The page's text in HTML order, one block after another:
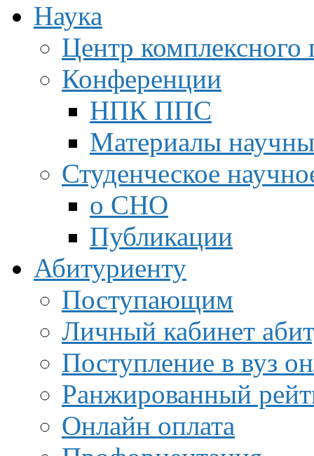
Наука
Центр
Конференции
НПК ППС
Материалы
Студенческое
о СНО
Публикации
Абитуриенту
Поступающим
Личный кабинет
Поступление в вуз
Ранжированный
Онлайн оплата